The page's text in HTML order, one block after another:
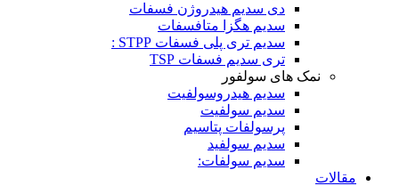
دی سدیم هیدروژن فسفات
سدیم هگزا متافسفات
سدیم تری پلی فسفات STPP :
تری سدیم فسفات TSP
نمک های سولفور
سدیم هیدروسولفیت
سدیم سولفیت
پرسولفات پتاسیم
سدیم سولفید
سدیم سولفات:
مقالات